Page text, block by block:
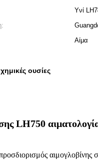
Υνί
Αίμα
ουσίες
LH750